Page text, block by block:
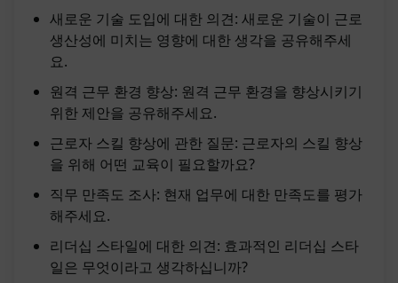
새로운 기술 도입에 대한 의견: 새로운 기술이 근로
생산성에 미치는 영향에 대한 생각을 공유해주세
요.
원격 근무 환경 향상: 원격 근무 환경을 향상시키기
위한 제안을 공유해주세요.
근로자 스킬 향상에 관한 질문: 근로자의 스킬 향상
을 위해 어떤 교육이 필요할까요?
직무 만족도 조사: 현재 업무에 대한 만족도를 평가
해주세요.
리더십 스타일에 대한 의견: 효과적인 리더십 스타
일은 무엇이라고 생각하십니까?